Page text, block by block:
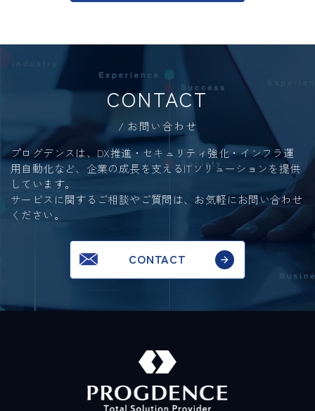
CONTACT
お問い合わせ
プログデンスは、DX推進・セキュリティ強化・インフラ運
用自動化など、 企業の成長を支えるITソリューションを提供
しています。
サービスに関するご相談やご質問は、お気軽にお問い合わせ
ください。
CONTACT